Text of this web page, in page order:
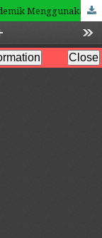
Evaluasi Keamanan Website Direktori Akademik Menggunakan NIST SP 800-115